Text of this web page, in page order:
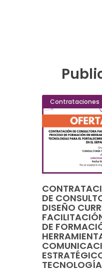
Contrataciones
DE
DISEÑO
DE